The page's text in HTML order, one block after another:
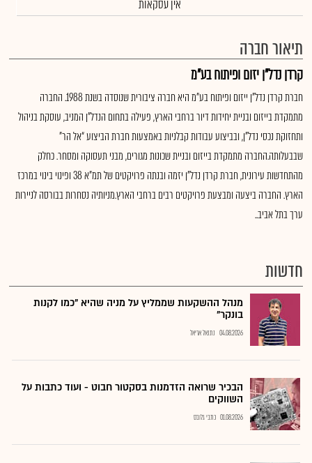
אין עסקאות
תיאור חברה
קרדן נדל"ן יזום ופיתוח בע"מ
חברת קרדן נדל"ן ייזום ופיתוח בע"מ היא חברה ציבורית שנוסדה בשנת 1988. החברה
מתמקדת בייזום ובניית יחידות דיור ברחבי הארץ, פעילה בתחום הנדל"ן המניב, עוסקת בניהול
ותחזוקת נכסי נדל"ן, ובביצוע עבודות קבלניות באמצעות חברת הביצוע “אל הר”
שבבעלותה.החברה מתמקדת בייזום ובניית שכונות מגורים, מבני תעסוקה ומסחר. כחלק
מהתחדשות עירונית, חברת קרדן נדל"ן יזמה ובנתה פרויקטים של תמ"א 38 ופינוי בינוי במרכז
הארץ. החברה ביצעה ומבצעת פרויקטים רבים ברחבי הארץ.מניותיה נסחרות בבורסה לניירות
ערך בתל אביב..
חדשות
מנהל ההשקעות שממליץ על מניה שהיא "כמו לקנות
בונקר"
04.08.2026 נתנאל אריאל
הבכיר שרואה הזדמנות בסקטור חבוט - ועוד כתבות על
השווקים
01.08.2026 כתבי גלובס